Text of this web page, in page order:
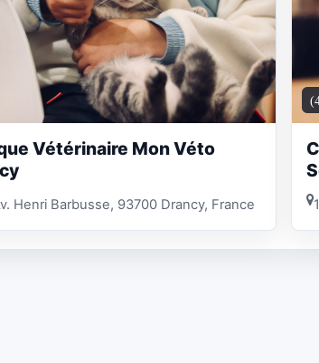
Vétérinaire Mon Véto
Henri Barbusse, 93700 Drancy, France